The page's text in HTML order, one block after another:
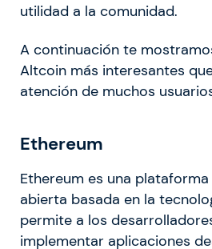
utilidad a la comunidad.
A continuación te
Altcoin más interesantes
atención de muchos
Ethereum
Ethereum es una
abierta basada en la
permite a los
implementar aplicaciones